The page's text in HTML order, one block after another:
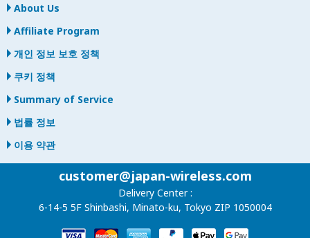
About Us
Affiliate Program
개인 정보 보호 정책
쿠키 정책
Summary of Service
법률 정보
이용 약관
customer@japan-wireless.com
Delivery Center :
6-14-5 5F Shinbashi, Minato-ku, Tokyo ZIP 1050004